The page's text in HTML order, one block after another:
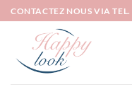
Passer
au
contenu
CONTACTEZ NOUS VIA